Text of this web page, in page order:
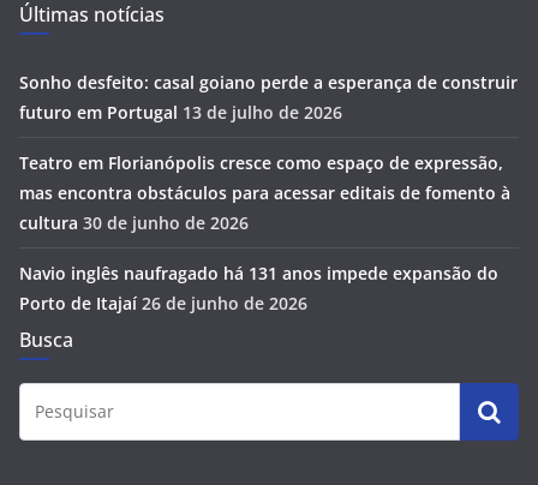
Últimas notícias
Sonho desfeito: casal goiano perde a esperança de construir
futuro em Portugal 13 de julho de 2026
Teatro em Florianópolis cresce como espaço de expressão,
mas encontra obstáculos para acessar editais de fomento à
cultura 30 de junho de 2026
Navio inglês naufragado há 131 anos impede expansão do
Porto de Itajaí 26 de junho de 2026
Busca